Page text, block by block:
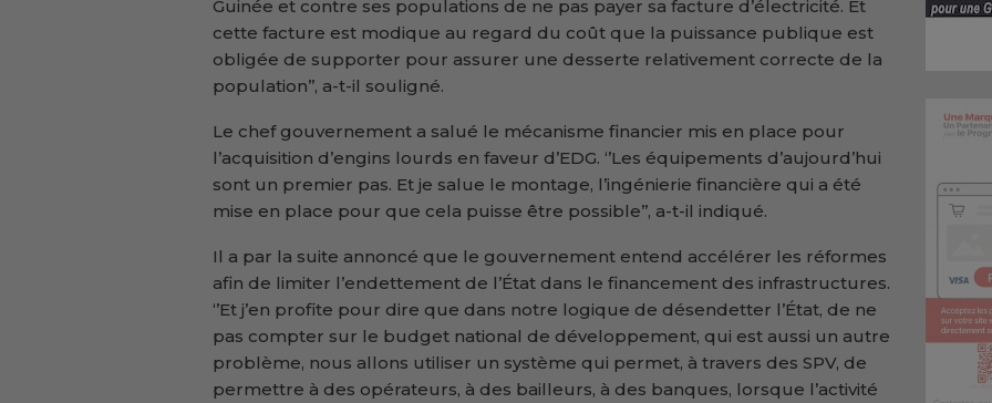
Guinée et contre ses populations de ne pas payer sa facture d’électricité. Et
cette facture est modique au regard du coût que la puissance publique est
obligée de supporter pour assurer une desserte relativement correcte de la
population’’, a-t-il souligné.
Le chef gouvernement a salué le mécanisme financier mis en place pour
l’acquisition d’engins lourds en faveur d’EDG. ‘’Les équipements d’aujourd’hui
sont un premier pas. Et je salue le montage, l’ingénierie financière qui a été
mise en place pour que cela puisse être possible’’, a-t-il indiqué.
Il a par la suite annoncé que le gouvernement entend accélérer les réformes
afin de limiter l’endettement de l’État dans le financement des infrastructures.
‘’Et j’en profite pour dire que dans notre logique de désendetter l’État, de ne
pas compter sur le budget national de développement, qui est aussi un autre
problème, nous allons utiliser un système qui permet, à travers des SPV, de
permettre à des opérateurs, à des bailleurs, à des banques, lorsque l’activité